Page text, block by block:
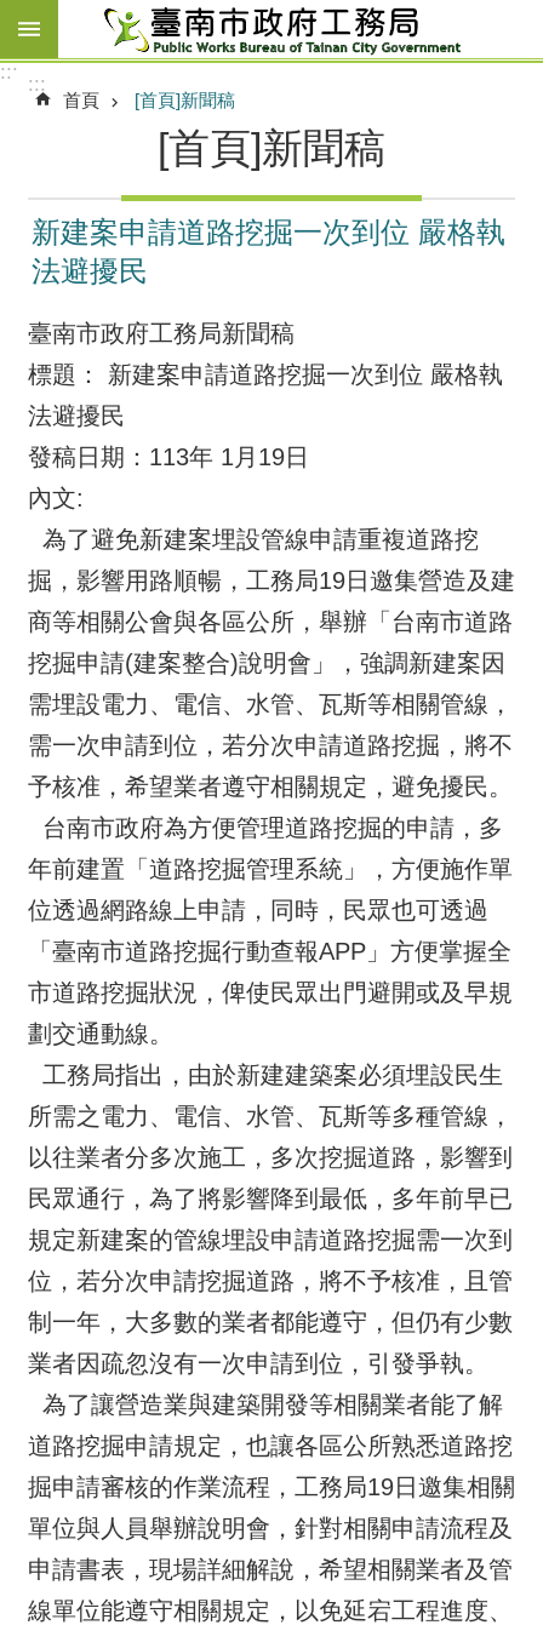
跳到主要內容區塊
:::
:::
首頁 [首頁]新聞稿
[首頁]新聞稿
新建案申請道路挖掘一次到位 嚴格執
法避擾民
臺南市政府工務局新聞稿
標題： 新建案申請道路挖掘一次到位 嚴格執
法避擾民
發稿日期：113年 1月19日
內文:
為了避免新建案埋設管線申請重複道路挖
掘，影響用路順暢，工務局19日邀集營造及建
商等相關公會與各區公所，舉辦「台南市道路
挖掘申請(建案整合)說明會」，強調新建案因
需埋設電力、電信、水管、瓦斯等相關管線，
需一次申請到位，若分次申請道路挖掘，將不
予核准，希望業者遵守相關規定，避免擾民。
台南市政府為方便管理道路挖掘的申請，多
年前建置「道路挖掘管理系統」，方便施作單
位透過網路線上申請，同時，民眾也可透過
「臺南市道路挖掘行動查報APP」方便掌握全
市道路挖掘狀況，俾使民眾出門避開或及早規
劃交通動線。
工務局指出，由於新建建築案必須埋設民生
所需之電力、電信、水管、瓦斯等多種管線，
以往業者分多次施工，多次挖掘道路，影響到
民眾通行，為了將影響降到最低，多年前早已
規定新建案的管線埋設申請道路挖掘需一次到
位，若分次申請挖掘道路，將不予核准，且管
制一年，大多數的業者都能遵守，但仍有少數
業者因疏忽沒有一次申請到位，引發爭執。
為了讓營造業與建築開發等相關業者能了解
道路挖掘申請規定，也讓各區公所熟悉道路挖
掘申請審核的作業流程，工務局19日邀集相關
單位與人員舉辦說明會，針對相關申請流程及
申請書表，現場詳細解說，希望相關業者及管
線單位能遵守相關規定，以免延宕工程進度、